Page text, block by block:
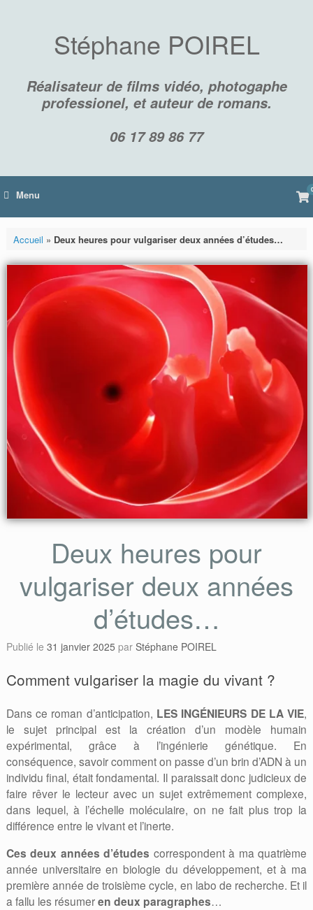
Stéphane POIREL
Réalisateur de films vidéo, photogaphe
professionel, et auteur de romans.
06 17 89 86 77
Menu 0
Accueil » Deux heures pour vulgariser deux années d’études…
Deux heures pour
vulgariser deux années
d’études…
Publié le 31 janvier 2025 par Stéphane POIREL
Comment vulgariser la magie du vivant ?
Dans ce roman d’anticipation, LES INGÉNIEURS DE LA VIE,
le sujet principal est la création d’un modèle humain
expérimental, grâce à l’ingénierie génétique. En
conséquence, savoir comment on passe d’un brin d’ADN à un
individu final, était fondamental. Il paraissait donc judicieux de
faire rêver le lecteur avec un sujet extrêmement complexe,
dans lequel, à l’échelle moléculaire, on ne fait plus trop la
différence entre le vivant et l’inerte.
Ces deux années d’études correspondent à ma quatrième
année universitaire en biologie du développement, et à ma
première année de troisième cycle, en labo de recherche. Et il
a fallu les résumeren deux paragraphes…